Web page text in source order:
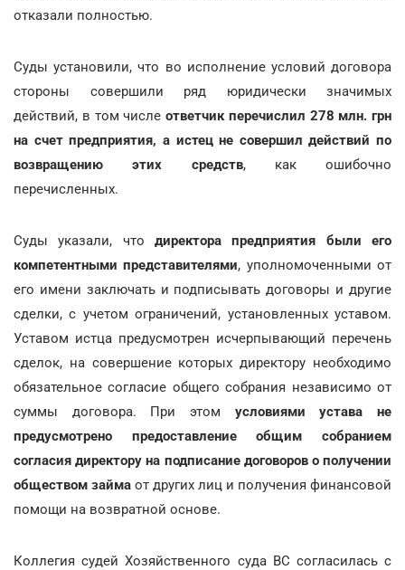
отказали полностью.
Суды установили, что во исполнение условий договора
стороны совершили ряд юридически значимых
действий, в том числе ответчик перечислил 278 млн. грн
на счет предприятия, а истец не совершил действий по
возвращению этих средств, как ошибочно
перечисленных.
Суды указали, что директора предприятия были его
компетентными представителями, уполномоченными от
его имени заключать и подписывать договоры и другие
сделки, с учетом ограничений, установленных уставом.
Уставом истца предусмотрен исчерпывающий перечень
сделок, на совершение которых директору необходимо
обязательное согласие общего собрания независимо от
суммы договора. При этом условиями устава не
предусмотрено предоставление общим собранием
согласия директору на подписание договоров о получении
обществом займа от других лиц и получения финансовой
помощи на возвратной основе.
Коллегия судей Хозяйственного суда ВС согласилась с